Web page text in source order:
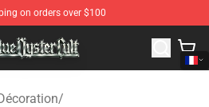
on orders over $100
- Official Blue Öyster Cult
/